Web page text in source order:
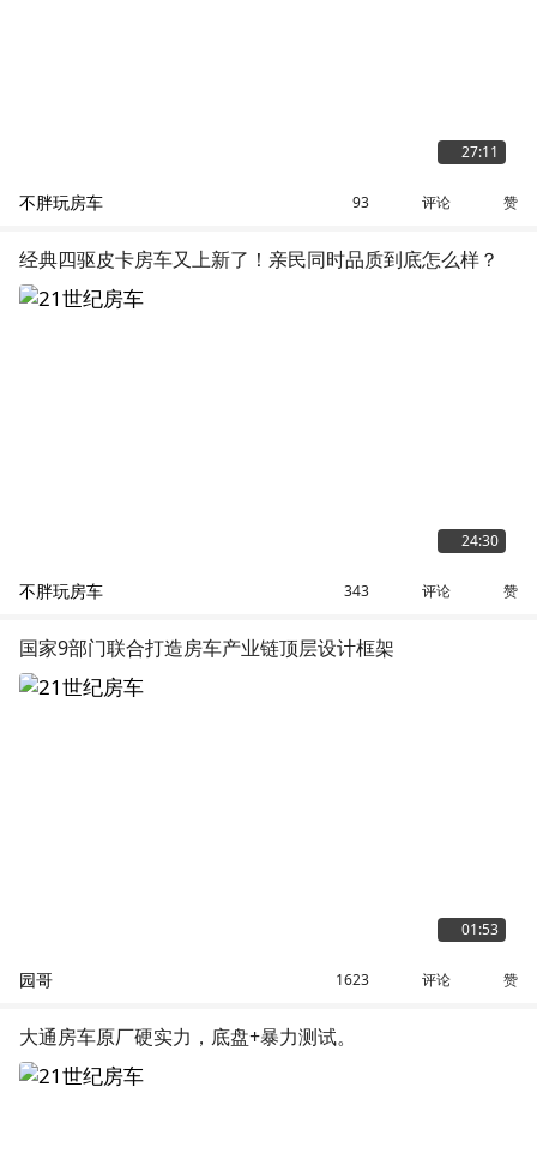
27:11
不胖玩房车 93 评论 赞
经典四驱皮卡房车又上新了！亲民同时品质到底怎么样？
24:30
不胖玩房车 343 评论 赞
国家9部门联合打造房车产业链顶层设计框架
01:53
园哥 1623 评论 赞
大通房车原厂硬实力，底盘+暴力测试。